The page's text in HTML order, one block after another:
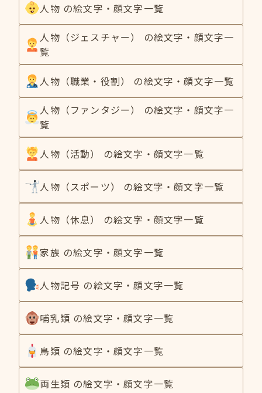
人物 の絵文字・顔文字一覧
人物（ジェスチャー） の絵文字・顔文字一
覧
人物（職業・役割） の絵文字・顔文字一覧
人物（ファンタジー） の絵文字・顔文字一
覧
人物（活動） の絵文字・顔文字一覧
人物（スポーツ） の絵文字・顔文字一覧
人物（休息） の絵文字・顔文字一覧
家族 の絵文字・顔文字一覧
人物記号 の絵文字・顔文字一覧
哺乳類 の絵文字・顔文字一覧
鳥類 の絵文字・顔文字一覧
両生類 の絵文字・顔文字一覧